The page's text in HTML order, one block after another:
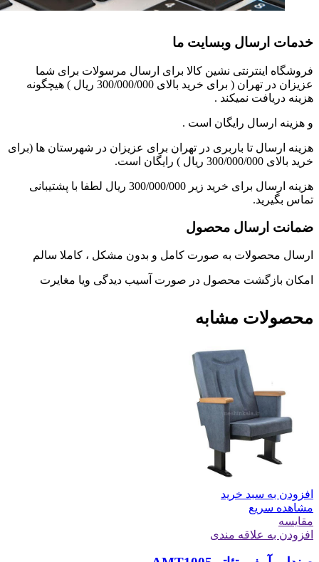
خدمات ارسال وبسایت ما
فروشگاه اینترنتی نشین کالا برای ارسال مرسولات برای شما
عزیزان در تهران ( برای خرید بالای 300/000/000 ریال ) هیچگونه
هزینه دریافت نمیکند .
و هزینه ارسال رایگان است .
هزینه ارسال تا باربری در تهران برای عزیزان در شهرستان ها (برای
خرید بالای 300/000/000 ریال ) رایگان است.
هزینه ارسال برای خرید زیر 300/000/000 ریال لطفا با پشتیبانی
تماس بگیرید.
ضمانت ارسال محصول
ارسال محصولات به صورت کامل و بدون مشکل ، کاملا سالم
امکان بازگشت محصول در صورت آسیب دیدگی ویا مغایرت
محصولات مشابه
افزودن به سبد خرید
مشاهده سریع
مقایسه
افزودن به علاقه مندی